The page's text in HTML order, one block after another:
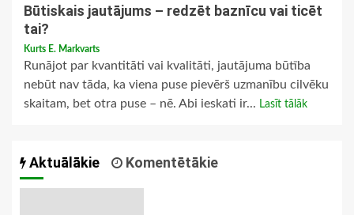
Būtiskais jautājums – redzēt baznīcu vai ticēt
tai?
Kurts E. Markvarts
Runājot par kvantitāti vai kvalitāti, jautājuma būtība
nebūt nav tāda, ka viena puse pievērš uzmanību cilvēku
skaitam, bet otra puse – nē. Abi ieskati ir... Lasīt tālāk
Aktuālākie Komentētākie